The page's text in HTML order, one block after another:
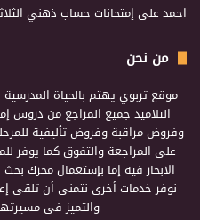
احمدعلى إمتحانات حساب ذهني
من نحن
موقع تربوي يهتم بالحياة المدرسية
التلاميذ جميع المراجع من دروس
وفروض مراقبة وفروض تأليفية
على المراجعة والتفوق كما يوفر
الابحار فيه إما بإستعمال محرك
نوفر خدمات أخرى نتمنى أن تلقى
والتميز في